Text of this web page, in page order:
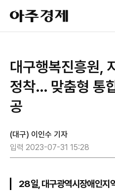
아
주
경
대구행복진흥원,
정착… 맞춤형 통
공
(대구) 이인수 기자
입력 2023-07-31 15:28
28일, 대구광역시장애인지